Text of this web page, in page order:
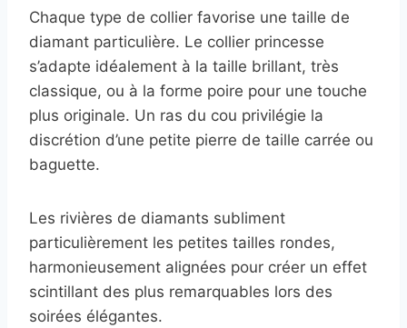
Chaque type de collier favorise une taille de
diamant particulière. Le collier princesse
s’adapte idéalement à la taille brillant, très
classique, ou à la forme poire pour une touche
plus originale. Un ras du cou privilégie la
discrétion d’une petite pierre de taille carrée ou
baguette.
Les rivières de diamants subliment
particulièrement les petites tailles rondes,
harmonieusement alignées pour créer un effet
scintillant des plus remarquables lors des
soirées élégantes.